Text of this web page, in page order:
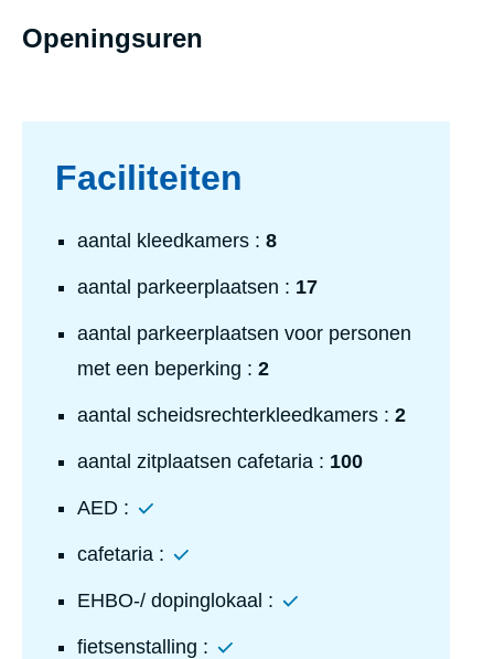
Openingsuren
Faciliteiten
aantal kleedkamers : 8
aantal parkeerplaatsen : 17
aantal parkeerplaatsen voor personen
met een beperking : 2
aantal scheidsrechterkleedkamers : 2
aantal zitplaatsen cafetaria : 100
AED : Ja
cafetaria : Ja
EHBO-/ dopinglokaal : Ja
fietsenstalling : Ja